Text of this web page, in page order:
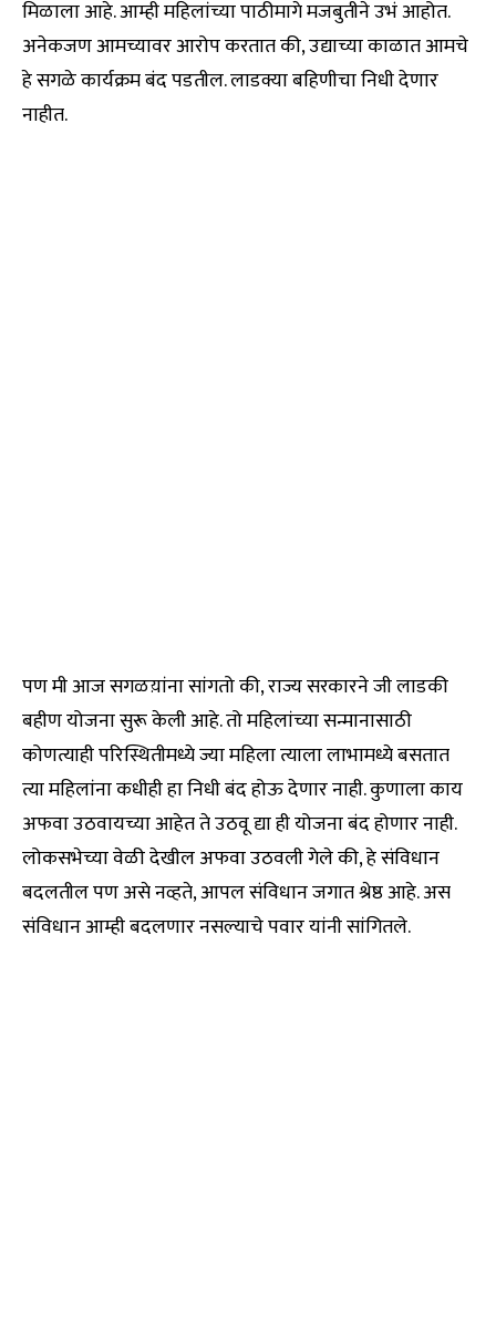
मिळाला आहे. आम्ही महिलांच्या पाठीमागे मजबुतीने उभं आहोत.
अनेकजण आमच्यावर आरोप करतात की, उद्याच्या काळात आमचे
हे सगळे कार्यक्रम बंद पडतील. लाडक्या बहिणीचा निधी देणार
नाहीत.
पण मी आज सगळय़ांना सांगतो की, राज्य सरकारने जी लाडकी
बहीण योजना सुरू केली आहे. तो महिलांच्या सन्मानासाठी
कोणत्याही परिस्थितीमध्ये ज्या महिला त्याला लाभामध्ये बसतात
त्या महिलांना कधीही हा निधी बंद होऊ देणार नाही. कुणाला काय
अफवा उठवायच्या आहेत ते उठवू द्या ही योजना बंद होणार नाही.
लोकसभेच्या वेळी देखील अफवा उठवली गेले की, हे संविधान
बदलतील पण असे नव्हते, आपल संविधान जगात श्रेष्ठ आहे. अस
संविधान आम्ही बदलणार नसल्याचे पवार यांनी सांगितले.